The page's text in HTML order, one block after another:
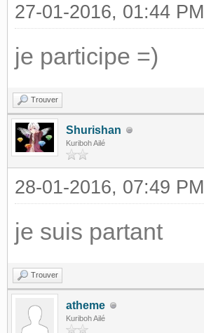
27-01-2016, 01:44 PM
je participe =)
Trouver
Shurishan
Kuriboh Ailé
28-01-2016, 07:49 PM
je suis partant
Trouver
atheme
Kuriboh Ailé